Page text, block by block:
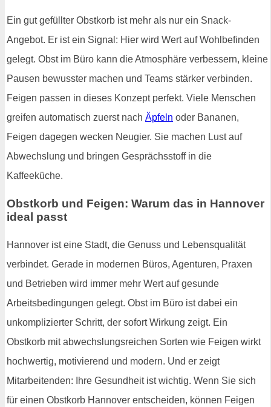
Ein gut gefüllter Obstkorb ist mehr als nur ein Snack-
Angebot. Er ist ein Signal: Hier wird Wert auf Wohlbefinden
gelegt. Obst im Büro kann die Atmosphäre verbessern, kleine
Pausen bewusster machen und Teams stärker verbinden.
Feigen passen in dieses Konzept perfekt. Viele Menschen
greifen automatisch zuerst nach Äpfeln oder Bananen,
Feigen dagegen wecken Neugier. Sie machen Lust auf
Abwechslung und bringen Gesprächsstoff in die
Kaffeeküche.
Obstkorb und Feigen: Warum das in Hannover
ideal passt
Hannover ist eine Stadt, die Genuss und Lebensqualität
verbindet. Gerade in modernen Büros, Agenturen, Praxen
und Betrieben wird immer mehr Wert auf gesunde
Arbeitsbedingungen gelegt. Obst im Büro ist dabei ein
unkomplizierter Schritt, der sofort Wirkung zeigt. Ein
Obstkorb mit abwechslungsreichen Sorten wie Feigen wirkt
hochwertig, motivierend und modern. Und er zeigt
Mitarbeitenden: Ihre Gesundheit ist wichtig. Wenn Sie sich
für einen Obstkorb Hannover entscheiden, können Feigen